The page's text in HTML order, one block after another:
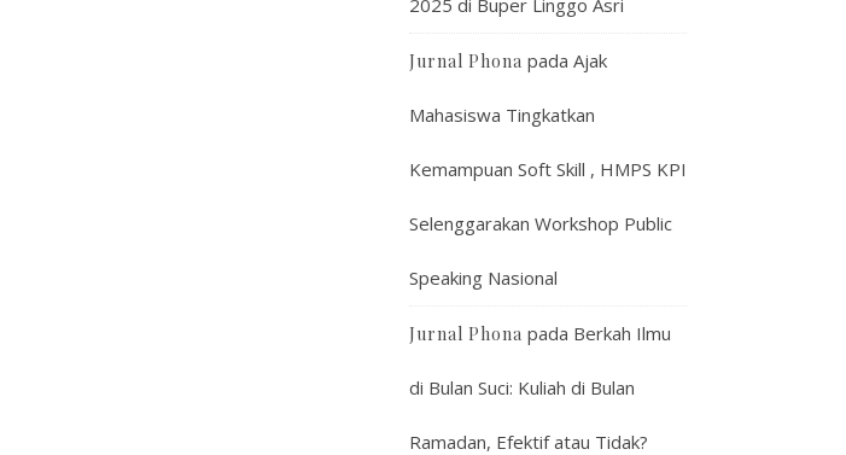
2025 di Buper Linggo Asri
Jurnal Phona pada Ajak
Mahasiswa Tingkatkan
Kemampuan Soft Skill , HMPS KPI
Selenggarakan Workshop Public
Speaking Nasional
Jurnal Phona pada Berkah Ilmu
di Bulan Suci: Kuliah di Bulan
Ramadan, Efektif atau Tidak?